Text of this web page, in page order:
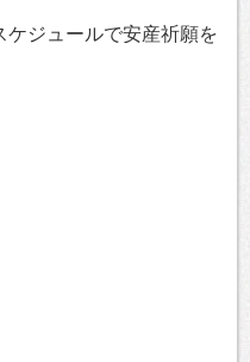
ジュールで安産祈願を